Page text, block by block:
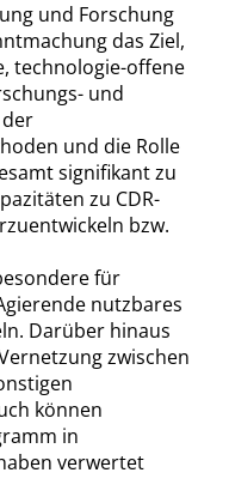
und Forschung
das Ziel,
technologie-offene
und
und die Rolle
signifikant zu
zu CDR-
bzw.
für
nutzbares
Darüber hinaus
zwischen
können
in
verwertet